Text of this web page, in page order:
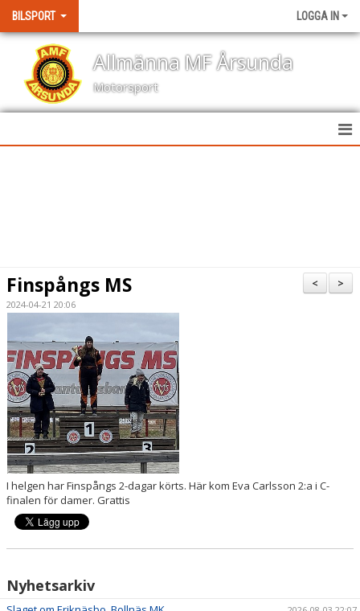
BILSPORT LOGGA IN
Allmänna MF Årsunda
Motorsport
KONTAKT
RESULTAT TÄVLINGAR
DOKUMENT
>
<
Finspångs MS
2024-04-21 20:06
I helgen har Finspångs 2-dagar körts. Här kom Eva Carlsson 2:a i C-
finalen för damer. Grattis
Nyhetsarkiv